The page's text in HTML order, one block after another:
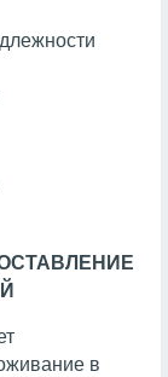
в